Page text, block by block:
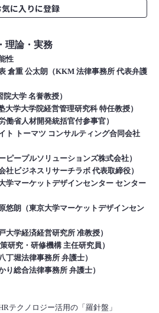
理論・実務
性
倉重 公太朗（KKM 法律事務所 代表弁護
大学 名誉教授）
学院経営管理研究科 特任教授）
人材開発統括官付参事官）
マツ コンサルティング合同会社
ルソリューションズ株式会社）
ネスリサーチラボ 代表取締役）
ケットデザインセンター センター
東京大学マーケットデザインセン
済経営研究所 准教授）
研修機構 主任研究員）
律事務所 弁護士）
法律事務所 弁護士）
テクノロジー活用の「羅針盤」
気に入りに登録